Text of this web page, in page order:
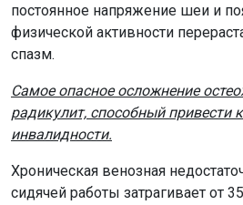
постоянное напряжение шеи и
физической активности
спазм.
Самое опасное осложнение
радикулит, способный
инвалидности.
Хроническая венозная
сидячей работы затрагивает от